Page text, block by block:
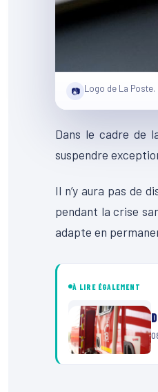
📷 Logo de La Poste.
Dans le cadre de
suspendre
Il n’y aura pas de
pendant la crise
adapte en
À LIRE ÉGALEMENT